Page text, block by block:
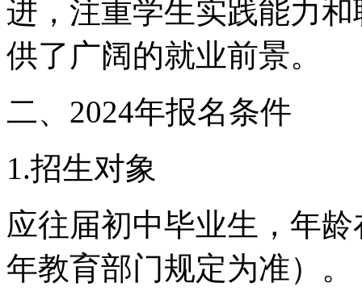
进，注重学生实践能力
供了广阔的就业前景。
二、2024年报名条件
1.招生对象
应往届初中毕业生，年
年教育部门规定为准）。